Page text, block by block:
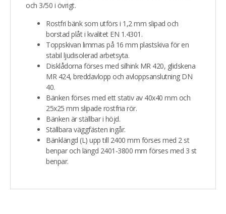
och 3/50 i övrigt.
Rostfri bänk som utförs i 1,2 mm slipad och
borstad plåt i kvalitet EN 1.4301.
Toppskivan limmas på 16 mm plastskiva för en
stabil ljudisolerad arbetsyta.
Disklådorna förses med silhink MR 420, glidskena
MR 424, breddavlopp och avloppsanslutning DN
40.
Bänken förses med ett stativ av 40x40 mm och
25x25 mm slipade rostfria rör.
Bänken är ställbar i höjd.
Ställbara väggfästen ingår.
Bänklängd (L) upp till 2400 mm förses med 2 st
benpar och längd 2401-3800 mm förses med 3 st
benpar.